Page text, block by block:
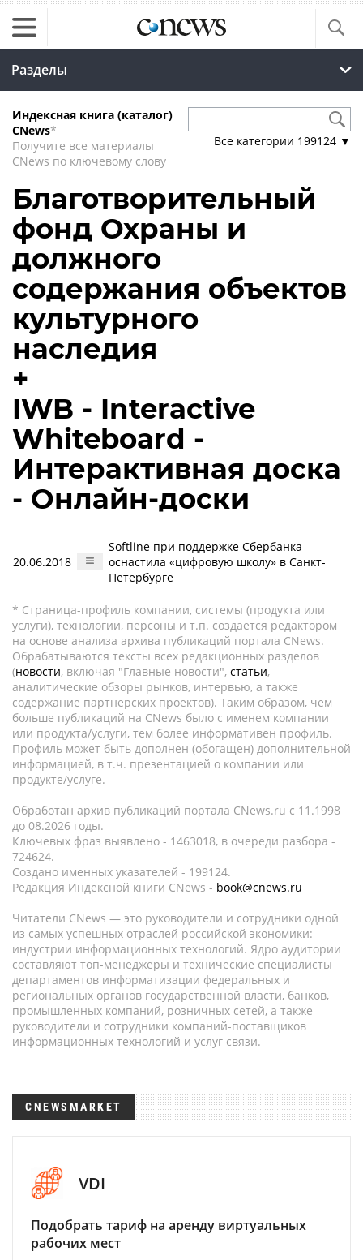
Разделы
Индексная книга (каталог)
CNews*
Получите все материалы
CNews по ключевому слову
Все категории 199124 ▼
Благотворительный
фонд Охраны и
должного
содержания объектов
культурного
наследия
+
IWB - Interactive
Whiteboard -
Интерактивная доска
- Онлайн-доски
20.06.2018
Softline при поддержке Сбербанка
оснастила «цифровую школу» в Санкт-
Петербурге
* Страница-профиль компании, системы (продукта или
услуги), технологии, персоны и т.п. создается редактором
на основе анализа архива публикаций портала CNews.
Обрабатываются тексты всех редакционных разделов
(новости, включая "Главные новости", статьи,
аналитические обзоры рынков, интервью, а также
содержание партнёрских проектов). Таким образом, чем
больше публикаций на CNews было с именем компании
или продукта/услуги, тем более информативен профиль.
Профиль может быть дополнен (обогащен) дополнительной
информацией, в т.ч. презентацией о компании или
продукте/услуге.
Обработан архив публикаций портала CNews.ru c 11.1998
до 08.2026 годы.
Ключевых фраз выявлено - 1463018, в очереди разбора -
724624.
Создано именных указателей - 199124.
Редакция Индексной книги CNews - book@cnews.ru
Читатели CNews — это руководители и сотрудники одной
из самых успешных отраслей российской экономики:
индустрии информационных технологий. Ядро аудитории
составляют топ-менеджеры и технические специалисты
департаментов информатизации федеральных и
региональных органов государственной власти, банков,
промышленных компаний, розничных сетей, а также
руководители и сотрудники компаний-поставщиков
информационных технологий и услуг связи.
CNEWSMARKET
VDI
Подобрать тариф на аренду виртуальных
рабочих мест